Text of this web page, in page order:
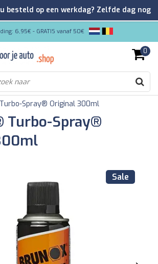
6,95€ - GRATIS vanaf 50€
bestellen/Veilig betalen
9.2/10 Klantenrating via Kiyoh!
0
Spray® Original 300ml
Turbo-Spray®
Sale
besteld op een werkdag? Zelfde dag nog
verzonden!